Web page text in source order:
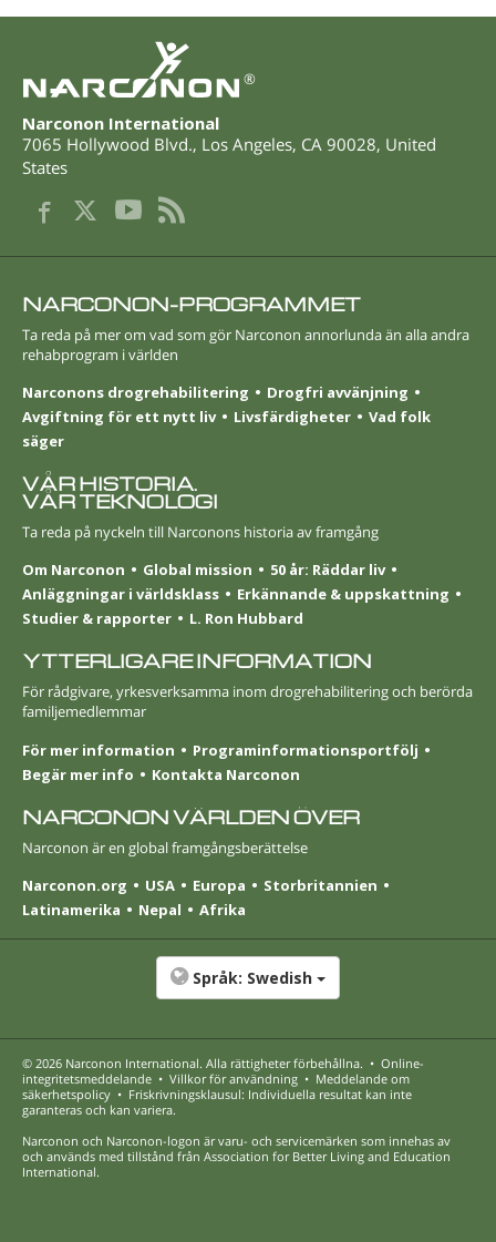
®
Narconon International
7065 Hollywood Blvd., Los Angeles, CA 90028, United
States
NARCONON-PROGRAMMET
Ta reda på mer om vad som gör Narconon annorlunda än alla andra
rehabprogram i världen
Narconons drogrehabilitering
Drogfri avvänjning
Avgiftning för ett nytt liv
Livsfärdigheter
Vad folk
säger
VÅR HISTORIA.
VÅR TEKNOLOGI
Ta reda på nyckeln till Narconons historia av framgång
Om Narconon
Global mission
50 år: Räddar liv
Anläggningar i världsklass
Erkännande & uppskattning
Studier & rapporter
L. Ron Hubbard
YTTERLIGARE INFORMATION
För rådgivare, yrkesverksamma inom drogrehabilitering och berörda
familjemedlemmar
För mer information
Programinformationsportfölj
Begär mer info
Kontakta Narconon
NARCONON VÄRLDEN ÖVER
Narconon är en global framgångsberättelse
Narconon.org
USA Europa
Stor­britannien
Latinamerika
Nepal Afrika
Språk: Swedish
© 2026 Narconon International. Alla rättigheter förbehållna. • Online-
integritetsmeddelande • Villkor för användning • Meddelande om
säkerhetspolicy • Friskrivningsklausul: Individuella resultat kan inte
garanteras och kan variera.
Narconon och Narconon-logon är varu- och servicemärken som innehas av
och används med tillstånd från Association for Better Living and Education
International.